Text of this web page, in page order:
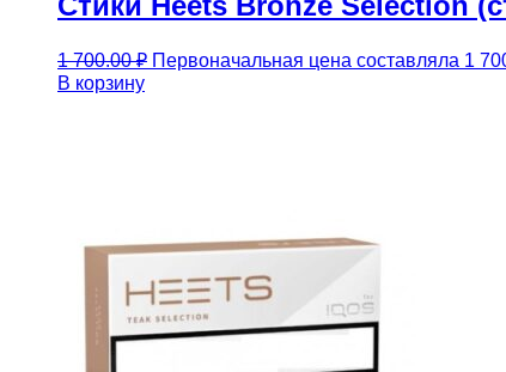
1 700.00₽ Первоначальная цена составляла 1
В корзину